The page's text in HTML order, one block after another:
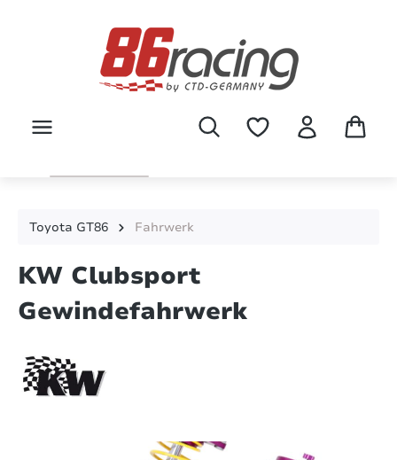
Toyota GT86 Fahrwerk
KW Clubsport
Gewindefahrwerk
Bildergalerie überspringen